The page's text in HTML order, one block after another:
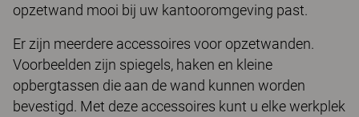
opzetwand mooi bij uw kantooromgeving past.
Er zijn meerdere accessoires voor opzetwanden.
Voorbeelden zijn spiegels, haken en kleine
opbergtassen die aan de wand kunnen worden
bevestigd. Met deze accessoires kunt u elke werkplek